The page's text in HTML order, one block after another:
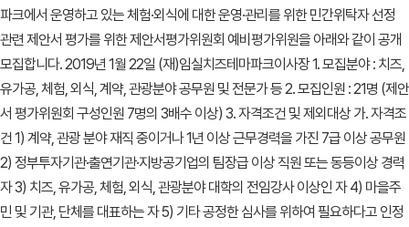
파크에서 운영하고 있는 체험·외식에 대한 운영·관리를 위한 민간위탁자 선정
관련 제안서 평가를 위한 제안서평가위원회 예비평가위원을 아래와 같이 공개
모집합니다. 2019년 1월 22일 (재)임실치즈테마파크이사장 1. 모집분야 : 치즈,
유가공, 체험, 외식, 계약, 관광분야 공무원 및 전문가 등 2. 모집인원 : 21명 (제안
서 평가위원회 구성인원 7명의 3배수 이상) 3. 자격조건 및 제외대상 가. 자격조
건 1) 계약, 관광 분야 재직 중이거나 1년 이상 근무경력을 가진 7급 이상 공무원
2) 정부투자기관·출연기관·지방공기업의 팀장급 이상 직원 또는 동등이상 경력
자 3) 치즈, 유가공, 체험, 외식, 관광분야 대학의 전임강사 이상인 자 4) 마을주
민 및 기관, 단체를 대표하는 자 5) 기타 공정한 심사를 위하여 필요하다고 인정